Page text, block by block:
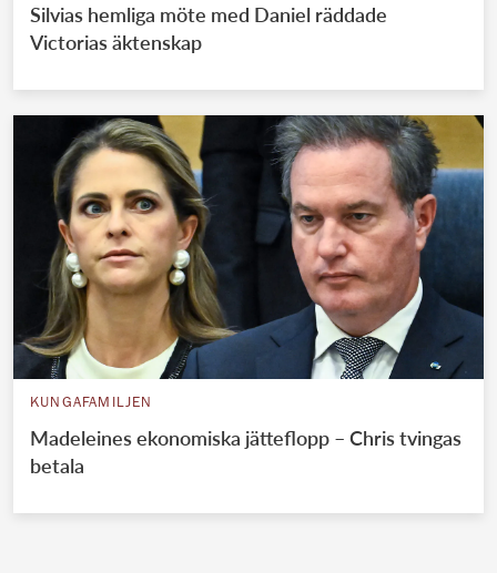
Silvias hemliga möte med Daniel räddade
Victorias äktenskap
KUNGAFAMILJEN
Madeleines ekonomiska jätteflopp – Chris tvingas
betala